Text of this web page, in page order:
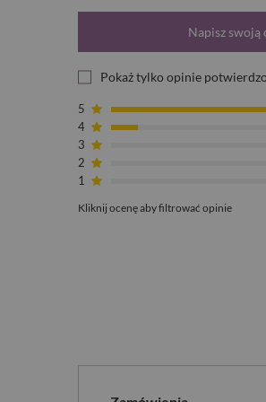
Napisz swoją
Pokaż tylko opinie
5
4
3
2
1
Kliknij ocenę aby filtrować opinie